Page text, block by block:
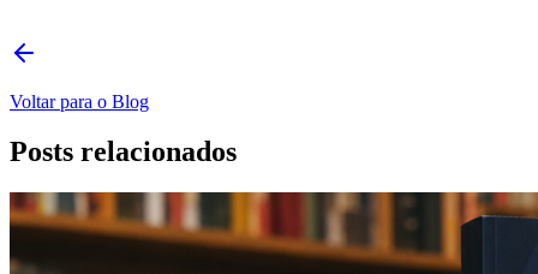
Voltar para o Blog
Posts relacionados